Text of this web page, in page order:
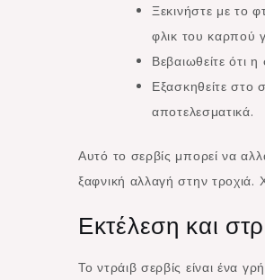
Ξεκινήστε με το
φλικ του καρπού
Βεβαιωθείτε ότι
Εξασκηθείτε στο
αποτελεσματικά.
Αυτό το σερβίς μπορεί να
ξαφνική αλλαγή στην τροχιά.
Εκτέλεση και
Το ντράιβ σερβίς είναι ένα